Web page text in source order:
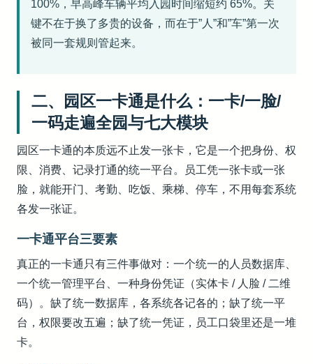
100%，早高峰车辆平均入园时间缩短约 65%。关
键不在于换了多贵的设备，而在于”人”和”车”第一次
被同一套规则管起来。
二、园区一卡通是什么：一卡/一脸/
一码走遍全园与七大模块
园区一卡通的本质远不止发一张卡，它是一个把身份、权
限、消费、记录打通的统一平台。员工凭一张卡或一张
脸，就能开门、考勤、吃饭、乘梯、停车，不用每套系统
各发一张证。
一卡通平台三要素
真正的一卡通只有三件事做对：一个统一的人员数据库、
一个统一管理平台、一种身份凭证（实体卡 / 人脸 / 二维
码）。缺了统一数据库，各系统各记各的；缺了统一平
台，权限要改五遍；缺了统一凭证，员工口袋里还是一堆
卡。